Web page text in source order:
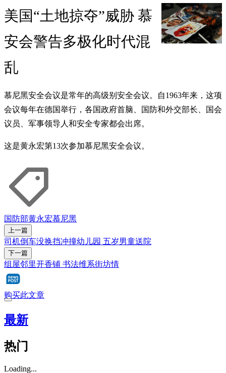
美国“土地掠夺”威胁 慕
安会警告多极化时代混
乱
慕尼黑安全会议是常年的高级别安全会议。自1963年来，这项
会议每年在德国举行，各国政府首脑、国防和外交部长、国会
议员、军事领导人和安全专家都会出席。
这是黄永宏第13次参加慕尼黑安全会议。
国防部黄永宏慕尼黑
上一篇
司机倒车没换挡冲撞幼儿园 五岁男童送院
下一篇
组屋邻里开香铺 书法维系街坊情
购买此文章
最新
热门
Loading...